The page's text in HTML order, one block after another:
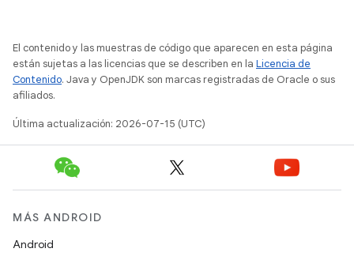
El contenido y las muestras de código que aparecen en esta página
están sujetas a las licencias que se describen en la Licencia de
Contenido. Java y OpenJDK son marcas registradas de Oracle o sus
afiliados.
Última actualización: 2026-07-15 (UTC)
MÁS ANDROID
Android